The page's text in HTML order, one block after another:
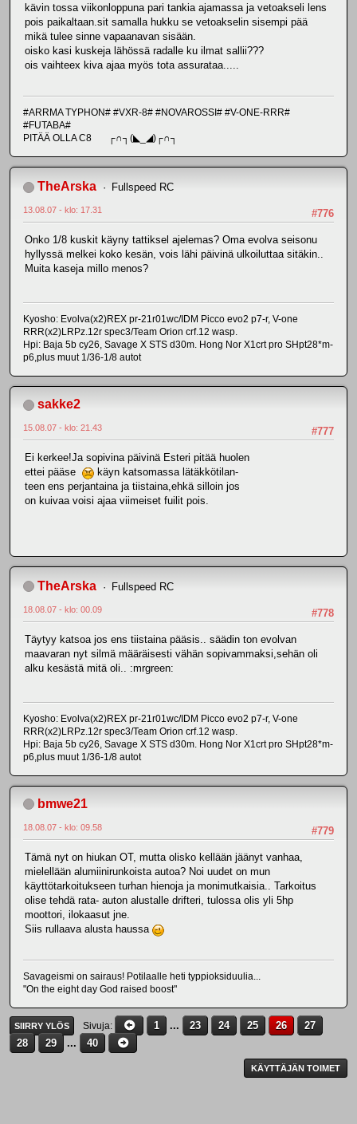
kävin tossa viikonloppuna pari tankia ajamassa ja vetoakseli lens
pois paikaltaan.sit samalla hukku se vetoakselin sisempi pää
mikä tulee sinne vapaanavan sisään.
oisko kasi kuskeja lähössä radalle ku ilmat sallii???
ois vaihteex kiva ajaa myös tota assurataa.....
#ARRMA TYPHON# #VXR-8# #NOVAROSSI# #V-ONE-RRR#
#FUTABA#
PITÄÄ OLLA C8 ┌∩┐(◣_◢)┌∩┐
TheArska Fullspeed RC
#776
13.08.07 - klo: 17.31
Onko 1/8 kuskit käyny tattiksel ajelemas? Oma evolva seisonu
hyllyssä melkei koko kesän, vois lähi päivinä ulkoiluttaa sitäkin..
Muita kaseja millo menos?
Kyosho: Evolva(x2)REX pr-21r01wc/IDM Picco evo2 p7-r, V-one
RRR(x2)LRPz.12r spec3/Team Orion crf.12 wasp.
Hpi: Baja 5b cy26, Savage X STS d30m. Hong Nor X1crt pro SHpt28*m-
p6,plus muut 1/36-1/8 autot
sakke2
#777
15.08.07 - klo: 21.43
Ei kerkee!Ja sopivina päivinä Esteri pitää huolen
ettei pääse
käyn katsomassa lätäkkötilan-
teen ens perjantaina ja tiistaina,ehkä silloin jos
on kuivaa voisi ajaa viimeiset fuilit pois.
TheArska Fullspeed RC
#778
18.08.07 - klo: 00.09
Täytyy katsoa jos ens tiistaina pääsis.. säädin ton evolvan
maavaran nyt silmä määräisesti vähän sopivammaksi,sehän oli
alku kesästä mitä oli.. :mrgreen:
Kyosho: Evolva(x2)REX pr-21r01wc/IDM Picco evo2 p7-r, V-one
RRR(x2)LRPz.12r spec3/Team Orion crf.12 wasp.
Hpi: Baja 5b cy26, Savage X STS d30m. Hong Nor X1crt pro SHpt28*m-
p6,plus muut 1/36-1/8 autot
bmwe21
#779
18.08.07 - klo: 09.58
Tämä nyt on hiukan OT, mutta olisko kellään jäänyt vanhaa,
mielellään alumiinirunkoista autoa? Noi uudet on mun
käyttötarkoitukseen turhan hienoja ja monimutkaisia.. Tarkoitus
olise tehdä rata- auton alustalle drifteri, tulossa olis yli 5hp
moottori, ilokaasut jne.
Siis rullaava alusta haussa
Savageismi on sairaus! Potilaalle heti typpioksiduulia...
"On the eight day God raised boost"
SIIRRY YLÖS Sivuja 1 ... 23 24 25 26
27
28
29 ... 40
KÄYTTÄJÄN TOIMET